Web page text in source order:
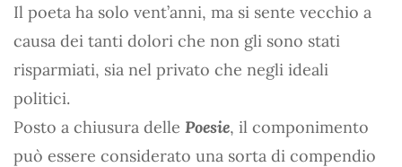
Il poeta ha solo vent’anni, ma si sente vecchio a
causa dei tanti dolori che non gli sono stati
risparmiati, sia nel privato che negli ideali
politici.
Posto a chiusura delle Poesie, il componimento
può essere considerato una sorta di compendio